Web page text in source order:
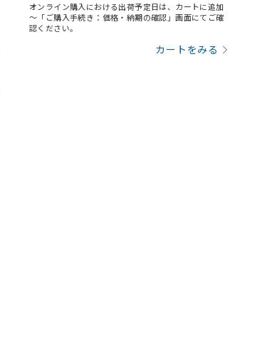
オンライン購入における出荷予定日は、カートに追加
～「ご購入手続き：価格・納期の確認」画面にてご確
認ください。
カートをみる